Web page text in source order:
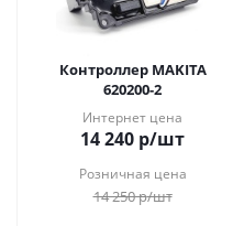
Контроллер MAKITA
620200-2
Интернет цена
14 240 р/шт
Розничная цена
14 250р/шт